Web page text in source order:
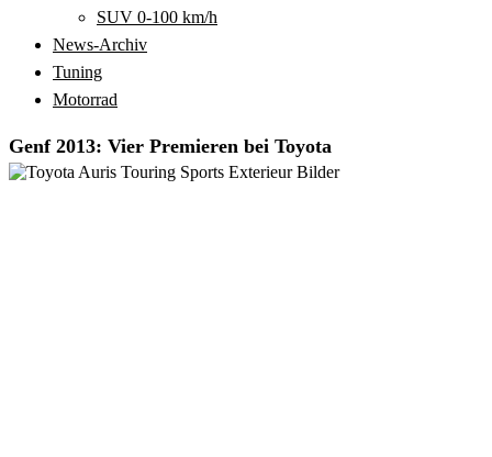
SUV 0-100 km/h
News-Archiv
Tuning
Motorrad
Genf 2013: Vier Premieren bei Toyota